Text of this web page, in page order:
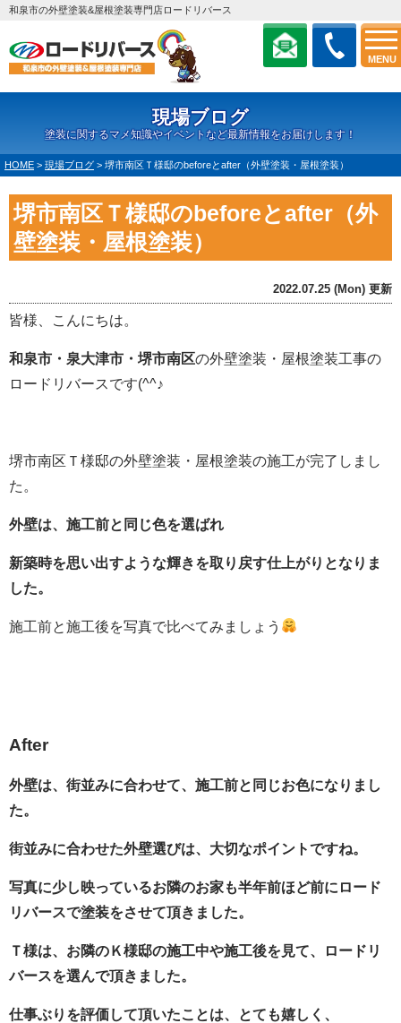
MENU
和泉市の外壁塗装&屋根塗装専門店ロードリバース
現場ブログ
塗装に関するマメ知識やイベントなど最新情報をお届けします！
HOME > 現場ブログ > 堺市南区Ｔ様邸のbeforeとafter（外壁塗装・屋根塗装）
堺市南区Ｔ様邸のbeforeとafter（外
壁塗装・屋根塗装）
2022.07.25 (Mon) 更新
皆様、こんにちは。
和泉市・泉大津市・堺市南区の外壁塗装・屋根塗装工事の
ロードリバースです(^^♪
堺市南区Ｔ様邸の外壁塗装・屋根塗装の施工が完了しまし
た。
外壁は、施工前と同じ色を選ばれ
新築時を思い出すような輝きを取り戻す仕上がりとなりま
した。
施工前と施工後を写真で比べてみましょう
After
外壁は、街並みに合わせて、施工前と同じお色になりまし
た。
街並みに合わせた外壁選びは、大切なポイントですね。
写真に少し映っているお隣のお家も半年前ほど前にロード
リバースで塗装をさせて頂きました。
Ｔ様は、お隣のＫ様邸の施工中や施工後を見て、ロードリ
バースを選んで頂きました。
仕事ぶりを評価して頂いたことは、とても嬉しく、